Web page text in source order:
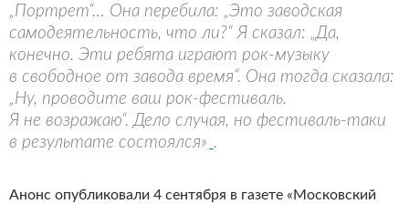
„Портрет“… Она перебила: „Это заводская
самодеятельность, что ли?“ Я сказал: „Да,
конечно. Эти ребята играют рок-музыку
в свободное от завода время“. Она тогда сказала:
„Ну, проводите ваш рок-фестиваль.
Я не возражаю“. Дело случая, но фестиваль-таки
в результате состоялся» .
Анонс опубликовали 4 сентября в газете «Московский